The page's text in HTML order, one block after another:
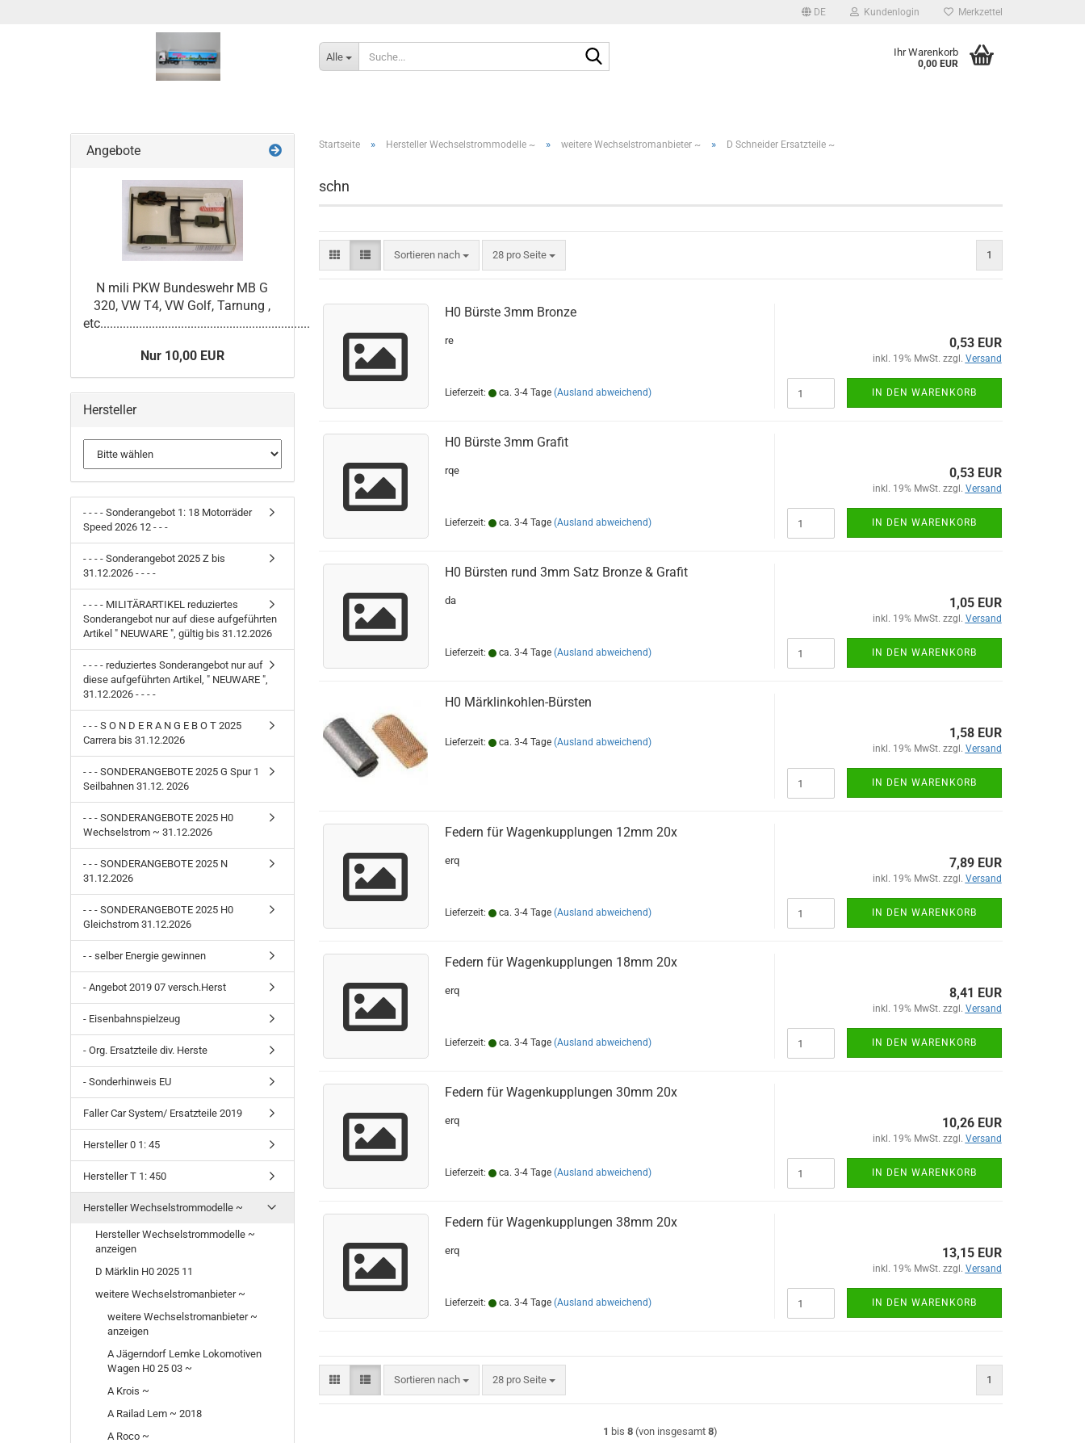
DE Kundenlogin Merkzettel
Alle Ihr Warenkorb
0,00 EUR
Startseite » Hersteller Wechselstrommodelle ~ » weitere Wechselstromanbieter ~ » D Schneider Ersatzteile ~
schn
Sortieren nach
Sortieren nach 28 pro Seite
pro Seite 1
H0 Bürste 3mm Bronze
re
Lieferzeit: ca. 3-4 Tage (Ausland abweichend)
0,53 EUR
inkl. 19% MwSt. zzgl. Versand
IN DEN WARENKORB
H0 Bürste 3mm Grafit
rqe
Lieferzeit: ca. 3-4 Tage (Ausland abweichend)
0,53 EUR
inkl. 19% MwSt. zzgl. Versand
IN DEN WARENKORB
H0 Bürsten rund 3mm Satz Bronze & Grafit
da
Lieferzeit: ca. 3-4 Tage (Ausland abweichend)
1,05 EUR
inkl. 19% MwSt. zzgl. Versand
IN DEN WARENKORB
H0 Märklinkohlen-Bürsten
Lieferzeit: ca. 3-4 Tage (Ausland abweichend)
1,58 EUR
inkl. 19% MwSt. zzgl. Versand
IN DEN WARENKORB
Federn für Wagenkupplungen 12mm 20x
erq
Lieferzeit: ca. 3-4 Tage (Ausland abweichend)
7,89 EUR
inkl. 19% MwSt. zzgl. Versand
IN DEN WARENKORB
Federn für Wagenkupplungen 18mm 20x
erq
Lieferzeit: ca. 3-4 Tage (Ausland abweichend)
8,41 EUR
inkl. 19% MwSt. zzgl. Versand
IN DEN WARENKORB
Federn für Wagenkupplungen 30mm 20x
erq
Lieferzeit: ca. 3-4 Tage (Ausland abweichend)
10,26 EUR
inkl. 19% MwSt. zzgl. Versand
IN DEN WARENKORB
Federn für Wagenkupplungen 38mm 20x
erq
Lieferzeit: ca. 3-4 Tage (Ausland abweichend)
13,15 EUR
inkl. 19% MwSt. zzgl. Versand
IN DEN WARENKORB
Sortieren nach
Sortieren nach 28 pro Seite
pro Seite 1
1 bis8 (von insgesamt8)
Angebote
N mili PKW Bundeswehr MB G
320, VW T4, VW Golf, Tarnung ,
etc.................................................................
Nur 10,00 EUR
Hersteller
- - - - Sonderangebot 1: 18 Motorräder
Speed 2026 12 - - -
- - - - Sonderangebot 2025 Z bis
31.12.2026 - - - -
- - - - MILITÄRARTIKEL reduziertes
Sonderangebot nur auf diese aufgeführten
Artikel " NEUWARE ", gültig bis 31.12.2026
- - - - reduziertes Sonderangebot nur auf
diese aufgeführten Artikel, " NEUWARE ",
31.12.2026 - - - -
- - - S O N D E R A N G E B O T 2025
Carrera bis 31.12.2026
- - - SONDERANGEBOTE 2025 G Spur 1
Seilbahnen 31.12. 2026
- - - SONDERANGEBOTE 2025 H0
Wechselstrom ~ 31.12.2026
- - - SONDERANGEBOTE 2025 N
31.12.2026
- - - SONDERANGEBOTE 2025 H0
Gleichstrom 31.12.2026
- - selber Energie gewinnen
- Angebot 2019 07 versch.Herst
- Eisenbahnspielzeug
- Org. Ersatzteile div. Herste
- Sonderhinweis EU
Faller Car System/ Ersatzteile 2019
Hersteller 0 1: 45
Hersteller T 1: 450
Hersteller Wechselstrommodelle ~
Hersteller Wechselstrommodelle ~
anzeigen
D Märklin H0 2025 11
weitere Wechselstromanbieter ~
weitere Wechselstromanbieter ~
anzeigen
A Jägerndorf Lemke Lokomotiven
Wagen H0 25 03 ~
A Krois ~
A Railad Lem ~ 2018
A Roco ~